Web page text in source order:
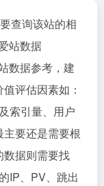
查询该站的相
站数据
数据参考，建
评估因素如：
索引量、用户
要还是需要根
数据则需要找
IP、PV、跳出